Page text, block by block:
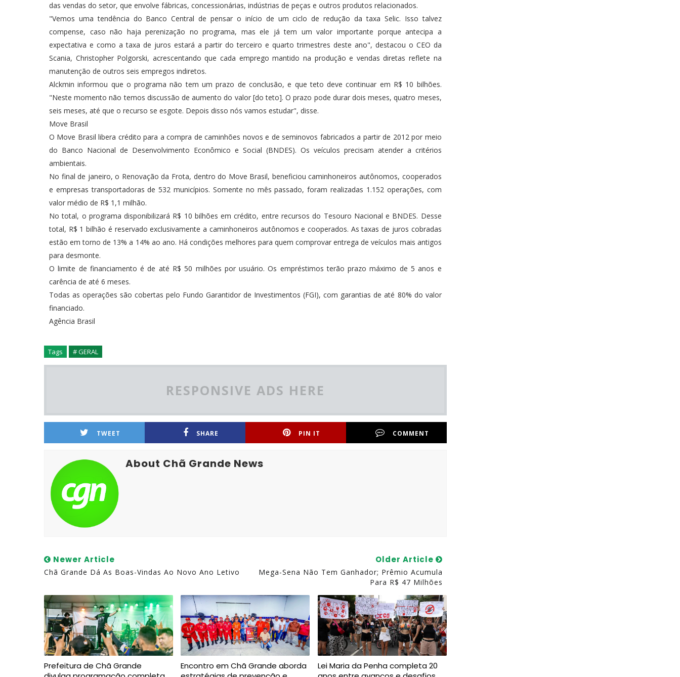
das vendas do setor, que envolve fábricas, concessionárias, indústrias de peças e outros produtos relacionados.
"Vemos uma tendência do Banco Central de pensar o início de um ciclo de redução da taxa Selic. Isso talvez
compense, caso não haja perenização no programa, mas ele já tem um valor importante porque antecipa a
expectativa e como a taxa de juros estará a partir do terceiro e quarto trimestres deste ano", destacou o CEO da
Scania, Christopher Polgorski, acrescentando que cada emprego mantido na produção e vendas diretas reflete na
manutenção de outros seis empregos indiretos.
Alckmin informou que o programa não tem um prazo de conclusão, e que teto deve continuar em R$ 10 bilhões.
"Neste momento não temos discussão de aumento do valor [do teto]. O prazo pode durar dois meses, quatro meses,
seis meses, até que o recurso se esgote. Depois disso nós vamos estudar", disse.
Move Brasil
O Move Brasil libera crédito para a compra de caminhões novos e de seminovos fabricados a partir de 2012 por meio
do Banco Nacional de Desenvolvimento Econômico e Social (BNDES). Os veículos precisam atender a critérios
ambientais.
No final de janeiro, o Renovação da Frota, dentro do Move Brasil, beneficiou caminhoneiros autônomos, cooperados
e empresas transportadoras de 532 municípios. Somente no mês passado, foram realizadas 1.152 operações, com
valor médio de R$ 1,1 milhão.
No total, o programa disponibilizará R$ 10 bilhões em crédito, entre recursos do Tesouro Nacional e BNDES. Desse
total, R$ 1 bilhão é reservado exclusivamente a caminhoneiros autônomos e cooperados. As taxas de juros cobradas
estão em torno de 13% a 14% ao ano. Há condições melhores para quem comprovar entrega de veículos mais antigos
para desmonte.
O limite de financiamento é de até R$ 50 milhões por usuário. Os empréstimos terão prazo máximo de 5 anos e
carência de até 6 meses.
Todas as operações são cobertas pelo Fundo Garantidor de Investimentos (FGI), com garantias de até 80% do valor
financiado.
Agência Brasil
Tags # GERAL
RESPONSIVE ADS HERE
TWEET SHARE PIN IT COMMENT
About Chã Grande News
Newer Article
Chã Grande Dá As Boas-Vindas Ao Novo Ano Letivo
Older Article
Mega-Sena Não Tem Ganhador; Prêmio Acumula
Para R$ 47 Milhões
Prefeitura de Chã Grande
Encontro em Chã Grande aborda
Lei Maria da Penha completa 20